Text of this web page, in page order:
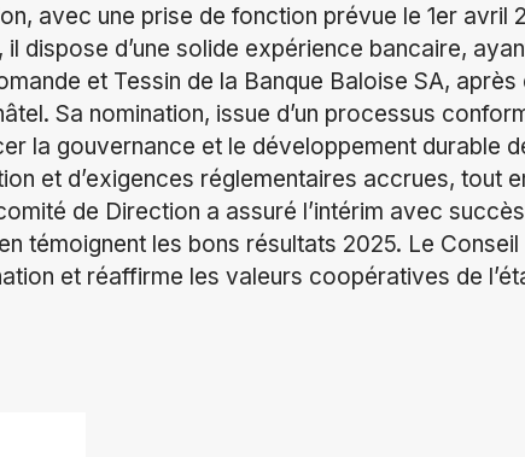
avec une prise de fonction prévue le 1er avril
dispose d’une solide expérience bancaire,
et Tessin de la Banque Baloise SA,
Sa nomination, issue d’un processus
la gouvernance et le développement durable
et d’exigences réglementaires accrues, tout
de Direction a assuré l’intérim avec
témoignent les bons résultats 2025. Le Conseil
et réaffirme les valeurs coopératives de